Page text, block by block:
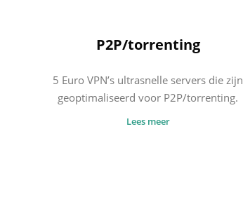
P2P/torrenting
5 Euro VPN’s ultrasnelle servers die zijn
geoptimaliseerd voor P2P/torrenting.
Lees meer